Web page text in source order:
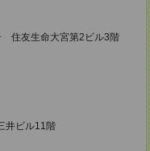
住友生命大宮第2ビル3階
井ビル11階